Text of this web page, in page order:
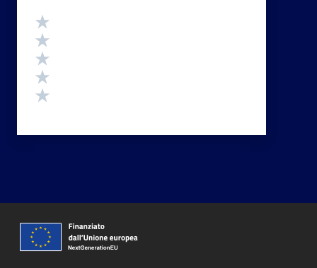
Valutazione